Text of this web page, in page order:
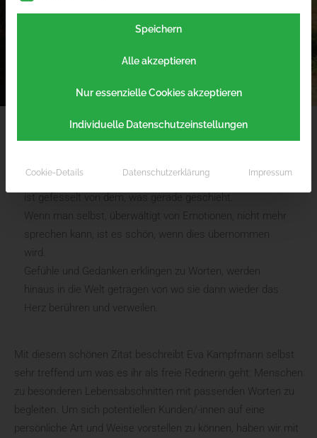
Man kann nicht mehr sprechen. Die Zeit steht still. Man
ist gefesselt von dem, was gerade geschieht.
Wenn man selbst, überwältigt von Emotionen, nicht mehr
sprechen kann, ist es schön, wenn dies übernommen
wird.
Gefühle und Gedanken erklingen zu Worten, werden
hinaus in die Welt getragen von wo sie dann wieder das
Herz berühren und verweilen.
Mit diesem schönen Zitat beschreibt Eva Kampfmann selbst
sehr treffend um was es ihr als freie Rednerin geht: Menschen
zu besonderen Lebensabschnitten mit passenden Worten zu
begleiten. Um sich potentiellen Kunden/-innen auf eine
persönliche Art und Weise vorstellen zu können, haben wir mit
Speichern
Alle akzeptieren
Nur essenzielle Cookies akzeptieren
Individuelle Datenschutzeinstellungen
Cookie-Details Datenschutzerklärung Impressum